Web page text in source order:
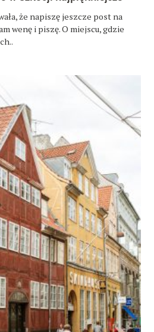
że napiszę jeszcze post na
wenę i piszę. O miejscu, gdzie